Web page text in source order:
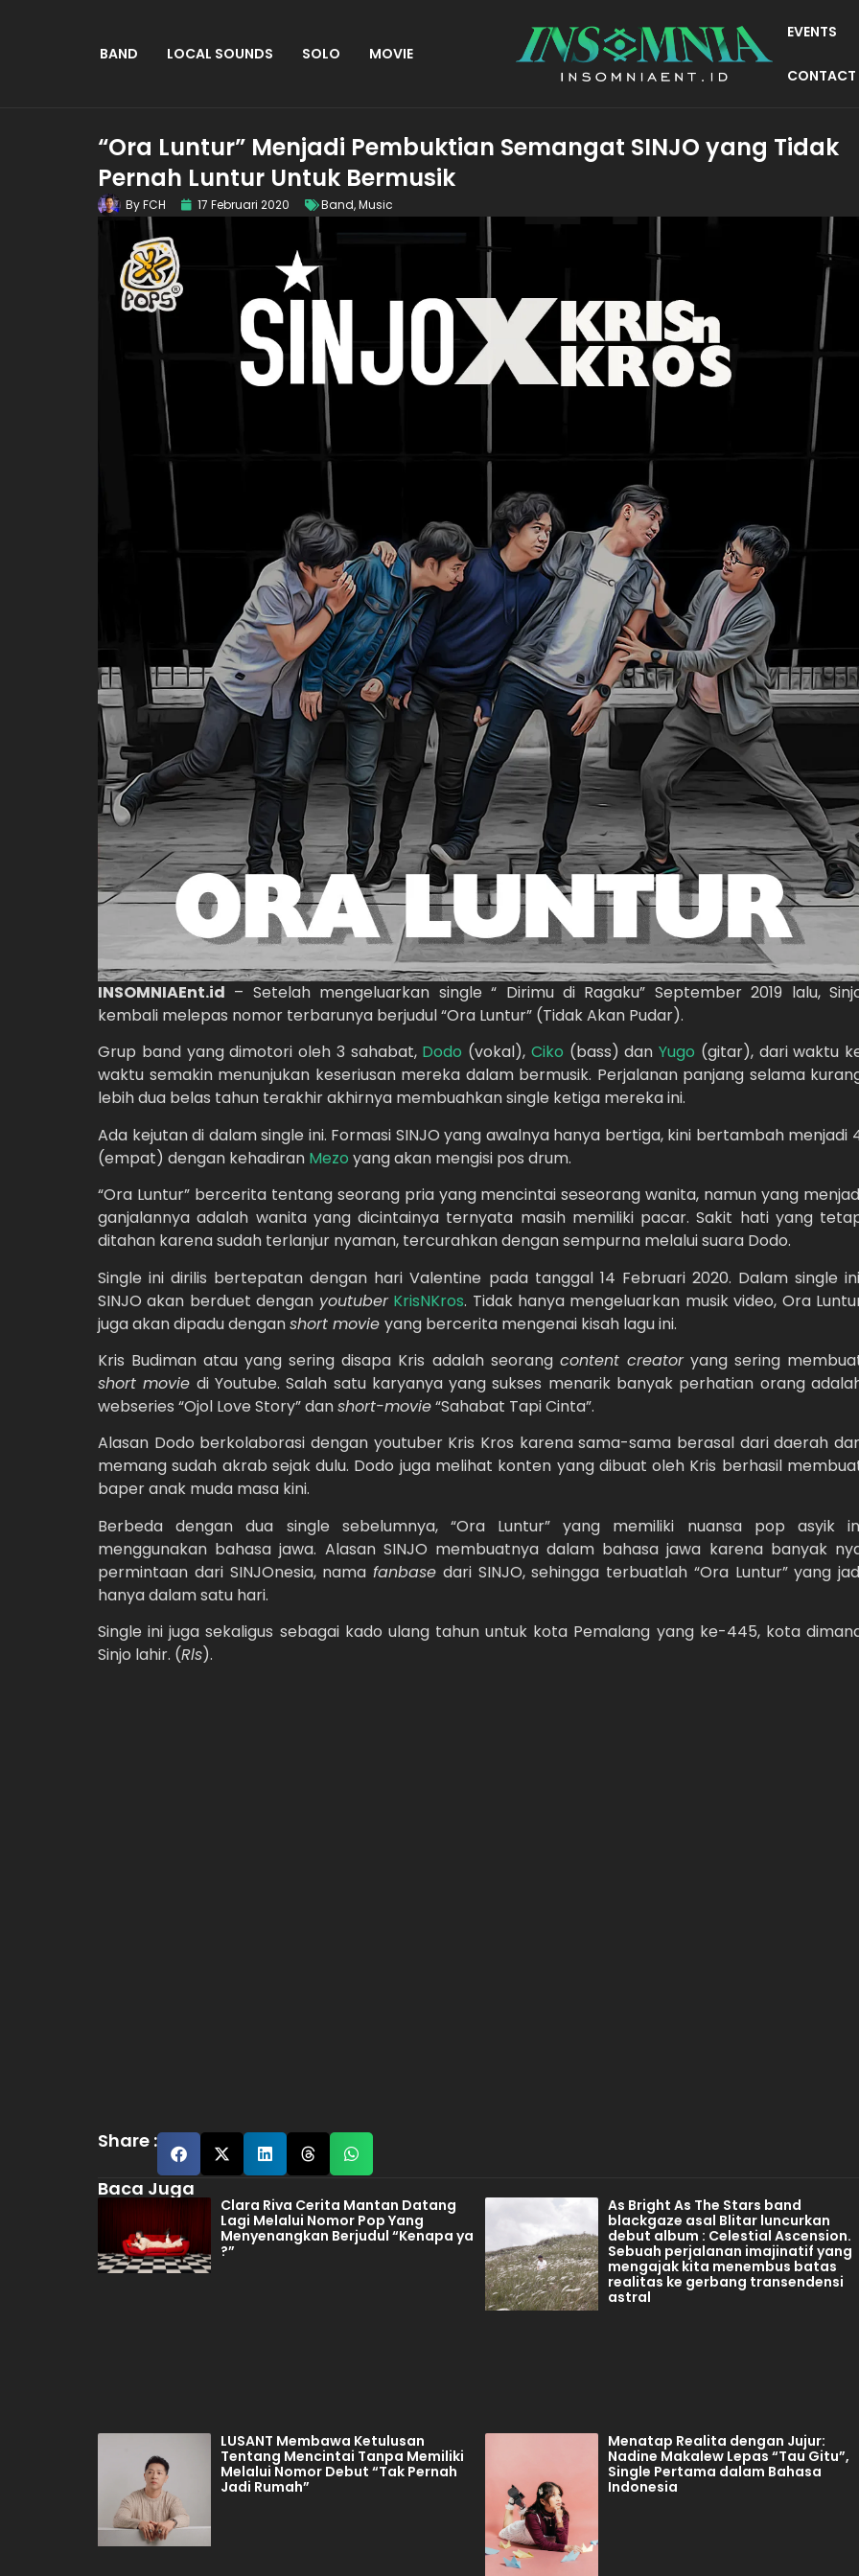
BAND LOCAL SOUNDS SOLO MOVIE
EVENTS
CONTACT
“Ora Luntur” Menjadi Pembuktian Semangat SINJO yang Tidak
Pernah Luntur Untuk Bermusik
ByFCH 17 Februari 2020 Band,Music
INSOMNIAEnt.id – Setelah mengeluarkan single “ Dirimu di Ragaku” September 2019 lalu,
kembali melepas nomor terbarunya berjudul “Ora Luntur” (Tidak Akan Pudar).
Grup band yang dimotori oleh 3 sahabat, Dodo (vokal), Ciko (bass) dan Yugo (gitar), dari waktu
waktu semakin menunjukan keseriusan mereka dalam bermusik. Perjalanan panjang selama
lebih dua belas tahun terakhir akhirnya membuahkan single ketiga mereka ini.
Ada kejutan di dalam single ini. Formasi SINJO yang awalnya hanya bertiga, kini bertambah menjadi
(empat) dengan kehadiran Mezo yang akan mengisi pos drum.
“Ora Luntur” bercerita tentang seorang pria yang mencintai seseorang wanita, namun yang
ganjalannya adalah wanita yang dicintainya ternyata masih memiliki pacar. Sakit hati yang
ditahan karena sudah terlanjur nyaman, tercurahkan dengan sempurna melalui suara Dodo.
Single ini dirilis bertepatan dengan hari Valentine pada tanggal 14 Februari 2020. Dalam single
SINJO akan berduet dengan youtuber KrisNKros. Tidak hanya mengeluarkan musik video, Ora
juga akan dipadu denganshort movie yang bercerita mengenai kisah lagu ini.
Kris Budiman atau yang sering disapa Kris adalah seorang content creatoryang sering
short movie di Youtube. Salah satu karyanya yang sukses menarik banyak perhatian orang
webseries “Ojol Love Story” danshort-movie“Sahabat Tapi Cinta”.
Alasan Dodo berkolaborasi dengan youtuber Kris Kros karena sama-sama berasal dari daerah
memang sudah akrab sejak dulu. Dodo juga melihat konten yang dibuat oleh Kris berhasil
baper anak muda masa kini.
Berbeda dengan dua single sebelumnya, “Ora Luntur” yang memiliki nuansa pop asyik
menggunakan bahasa jawa. Alasan SINJO membuatnya dalam bahasa jawa karena banyak
permintaan dari SINJOnesia, nama fanbase dari SINJO, sehingga terbuatlah “Ora Luntur” yang
hanya dalam satu hari.
Single ini juga sekaligus sebagai kado ulang tahun untuk kota Pemalang yang ke-445, kota
Sinjo lahir. (Rls).
Share :
Baca Juga
Clara Riva Cerita Mantan Datang
Lagi Melalui Nomor Pop Yang
Menyenangkan Berjudul “Kenapa ya
?”
As Bright As The Stars band
blackgaze asal Blitar luncurkan
debut album : Celestial Ascension.
Sebuah perjalanan imajinatif yang
mengajak kita menembus batas
realitas ke gerbang transendensi
astral
LUSANT Membawa Ketulusan
Tentang Mencintai Tanpa Memiliki
Melalui Nomor Debut “Tak Pernah
Jadi Rumah”
Menatap Realita dengan Jujur:
Nadine Makalew Lepas “Tau Gitu”,
Single Pertama dalam Bahasa
Indonesia